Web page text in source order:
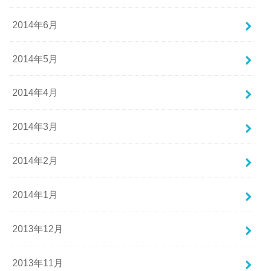
2014年6月
2014年5月
2014年4月
2014年3月
2014年2月
2014年1月
2013年12月
2013年11月